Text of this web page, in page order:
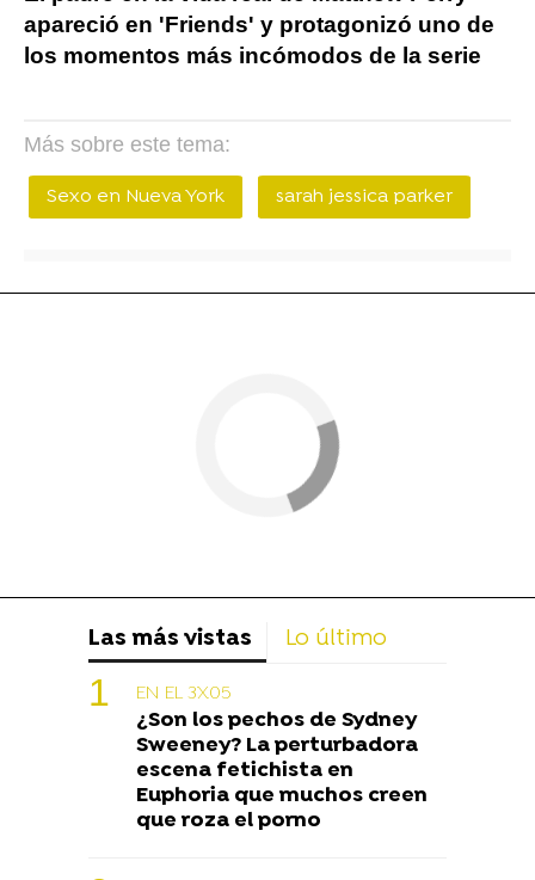
apareció en 'Friends' y protagonizó uno de
los momentos más incómodos de la serie
Más sobre este tema:
Sexo en Nueva York sarah jessica parker
Las más vistas Lo último
EN EL 3X05
¿Son los pechos de Sydney
Sweeney? La perturbadora
escena fetichista en
Euphoria que muchos creen
que roza el porno